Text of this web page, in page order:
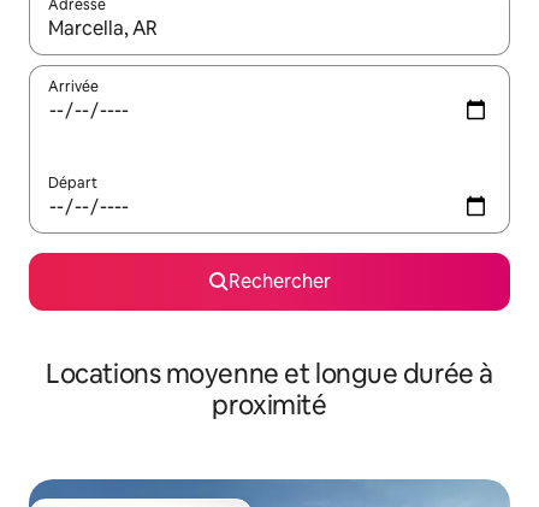
Adresse
Lorsque les résultats s'affichent, utilisez les flèches vers le
Arrivée
Départ
Rechercher
Locations moyenne et longue durée à
proximité